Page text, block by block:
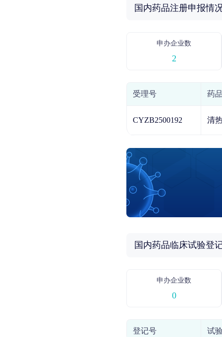
国内药品注册申报情
申办企业数
2
受理号 药
CYZB2500192 清
国内药品临床试验登
申办企业数
0
登记号 试